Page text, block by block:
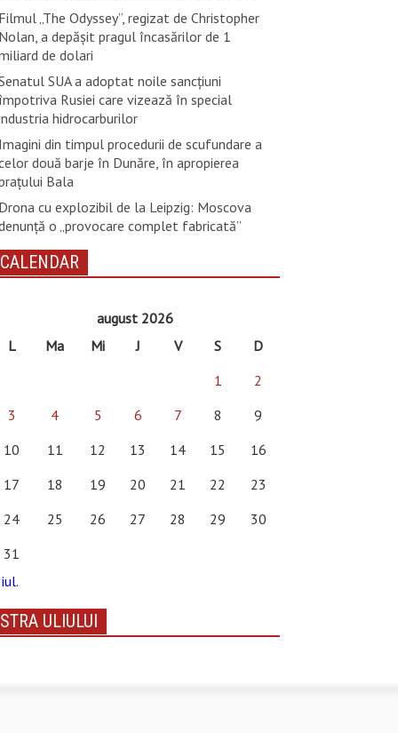
„The Odyssey”, regizat de Christopher
a depăşit pragul încasărilor de 1
de dolari
SUA a adoptat noile sancţiuni
Rusiei care vizează în special
hidrocarburilor
din timpul procedurii de scufundare a
două barje în Dunăre, în apropierea
Bala
cu explozibil de la Leipzig: Moscova
o „provocare complet fabricată”
CALENDAR
august 2026
L
Ma Mi J V S
D
1
2
3
4 5 6 7 8
9
10
11 12 13 14 15
16
17
18 19 20 21 22
23
24
25 26 27 28 29
30
31
STRA ULIULUI